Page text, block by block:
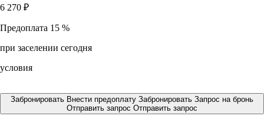
6 270 ₽
Предоплата 15 %
при заселении сегодня
условия
Забронировать Внести предоплату Забронировать Запрос на бронь
Отправить запрос Отправить запрос